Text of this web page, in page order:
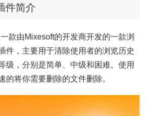
件简介
款由Mixesoft的开发商开发的一款浏
件，主要用于清除使用者的浏览历史
级，分别是简单、中级和困难。使用
的将你需要删除的文件删除。